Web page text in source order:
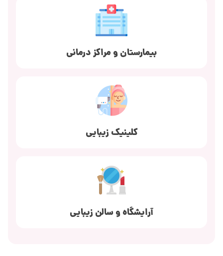
بیمارستان و مراکز درمانی
کلینیک زیبایی
آرایشگاه و سالن زیبایی